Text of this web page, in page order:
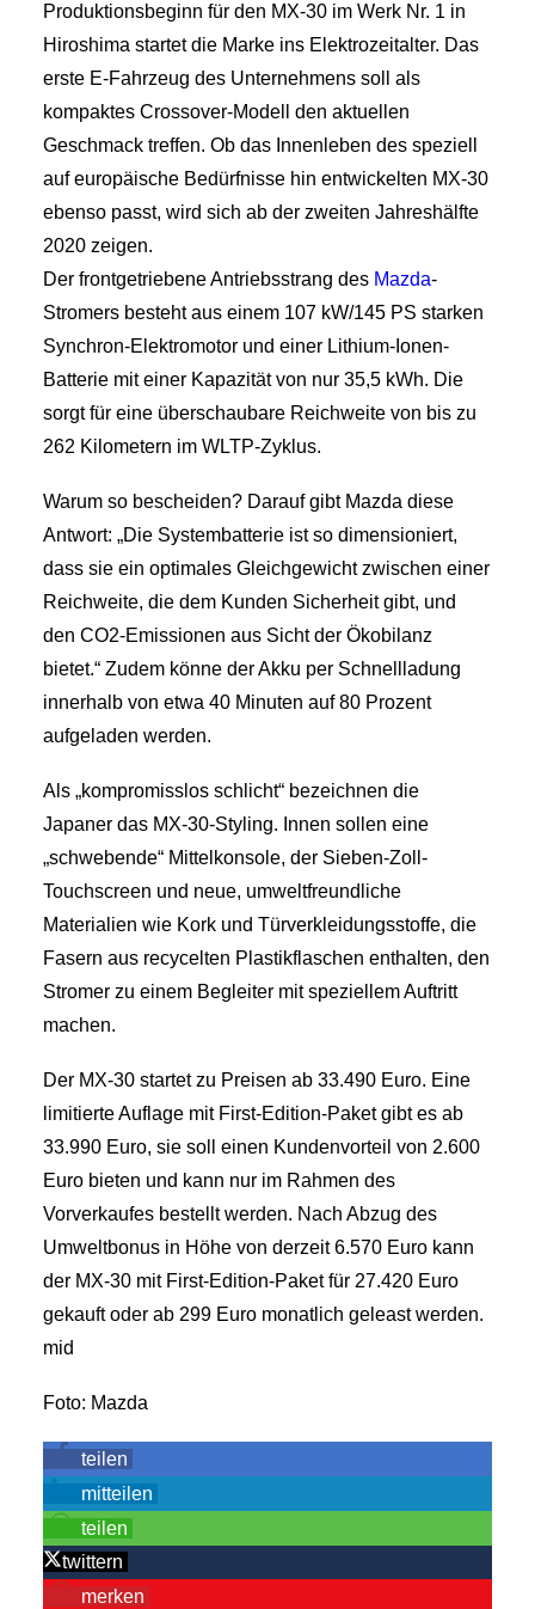
Produktionsbeginn für den MX-30 im Werk Nr. 1 in
Hiroshima startet die Marke ins Elektrozeitalter. Das
erste E-Fahrzeug des Unternehmens soll als
kompaktes Crossover-Modell den aktuellen
Geschmack treffen. Ob das Innenleben des speziell
auf europäische Bedürfnisse hin entwickelten MX-30
ebenso passt, wird sich ab der zweiten Jahreshälfte
2020 zeigen.
Der frontgetriebene Antriebsstrang des Mazda-
Stromers besteht aus einem 107 kW/145 PS starken
Synchron-Elektromotor und einer Lithium-Ionen-
Batterie mit einer Kapazität von nur 35,5 kWh. Die
sorgt für eine überschaubare Reichweite von bis zu
262 Kilometern im WLTP-Zyklus.
Warum so bescheiden? Darauf gibt Mazda diese
Antwort: „Die Systembatterie ist so dimensioniert,
dass sie ein optimales Gleichgewicht zwischen einer
Reichweite, die dem Kunden Sicherheit gibt, und
den CO2-Emissionen aus Sicht der Ökobilanz
bietet.“ Zudem könne der Akku per Schnellladung
innerhalb von etwa 40 Minuten auf 80 Prozent
aufgeladen werden.
Als „kompromisslos schlicht“ bezeichnen die
Japaner das MX-30-Styling. Innen sollen eine
„schwebende“ Mittelkonsole, der Sieben-Zoll-
Touchscreen und neue, umweltfreundliche
Materialien wie Kork und Türverkleidungsstoffe, die
Fasern aus recycelten Plastikflaschen enthalten, den
Stromer zu einem Begleiter mit speziellem Auftritt
machen.
Der MX-30 startet zu Preisen ab 33.490 Euro. Eine
limitierte Auflage mit First-Edition-Paket gibt es ab
33.990 Euro, sie soll einen Kundenvorteil von 2.600
Euro bieten und kann nur im Rahmen des
Vorverkaufes bestellt werden. Nach Abzug des
Umweltbonus in Höhe von derzeit 6.570 Euro kann
der MX-30 mit First-Edition-Paket für 27.420 Euro
gekauft oder ab 299 Euro monatlich geleast werden.
mid
Foto: Mazda
teilen
mitteilen
teilen
twittern
merken